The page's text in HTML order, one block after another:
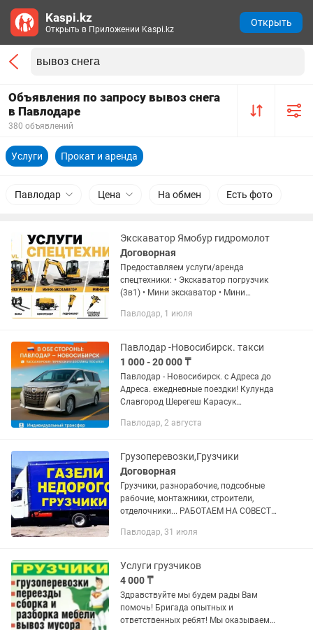
Объявления по запросу вывоз снега
в Павлодаре
380 объявлений
Услуги Прокат и аренда
Павлодар Цена На обмен Есть фото
Экскаватор Ямобур гидромолот
Договорная
Предоставляем услуги/аренда
спецтехники: • Экскаватор погрузчик
(3в1) • Мини экскаватор • Мини
Гидромолот • Ямобур Предоставляем
Павлодар, 1 июля
Павлодар -Новосибирск. такси
1 000 - 20 000 ₸
Павлодар - Новосибирск. с Адреса до
Адреса. ежедневные поездки! Кулунда
Славгород Шерегеш Карасук
Манжерок Бийск Барнаул...
Павлодар, 2 августа
Грузоперевозки,Грузчики
Договорная
Грузчики, разнорабочие, подсобные
рабочие, монтажники, строители,
отделочники... РАБОТАЕМ НА СОВЕСТЬ
ОБЪЯВЛЕНИЕ В ИЗБРАННОЕ, ЧТОБЫ
очень...
Павлодар, 31 июля
Услуги грузчиков
4 000 ₸
Здравствуйте мы будем рады Вам
помочь! Бригада опытных и
ответственных ребят! Мы оказываем
Kaspi.kz
Открыть в Приложении Kaspi.kz
Открыть